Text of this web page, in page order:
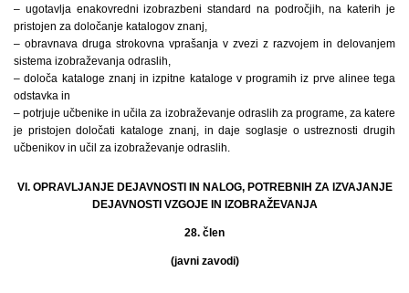
– ugotavlja enakovredni izobrazbeni standard na področjih, na katerih je
pristojen za določanje katalogov znanj,
– obravnava druga strokovna vprašanja v zvezi z razvojem in delovanjem
sistema izobraževanja odraslih,
– določa kataloge znanj in izpitne kataloge v programih iz prve alinee tega
odstavka in
– potrjuje učbenike in učila za izobraževanje odraslih za programe, za katere
je pristojen določati kataloge znanj, in daje soglasje o ustreznosti drugih
učbenikov in učil za izobraževanje odraslih.
VI. OPRAVLJANJE DEJAVNOSTI IN NALOG, POTREBNIH ZA IZVAJANJE
DEJAVNOSTI VZGOJE IN IZOBRAŽEVANJA
28. člen
(javni zavodi)